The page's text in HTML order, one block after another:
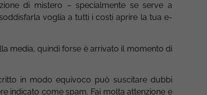
di mistero – specialmente se serve a
voglia a tutti i costi aprire la tua e-
media, quindi forse è arrivato il momento di
in modo equivoco può suscitare dubbi
indicato come spam. Fai molta attenzione e